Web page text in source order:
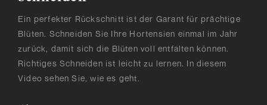
Ein perfekter Rückschnitt ist der Garant für prächtige
Blüten. Schneiden Sie Ihre Hortensien einmal im Jahr
zurück, damit sich die Blüten voll entfalten können.
Richtiges Schneiden ist leicht zu lernen. In diesem
Video sehen Sie, wie es geht.